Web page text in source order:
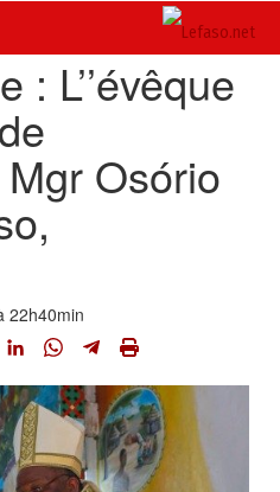
: L’’évêque
Osório
22h40min